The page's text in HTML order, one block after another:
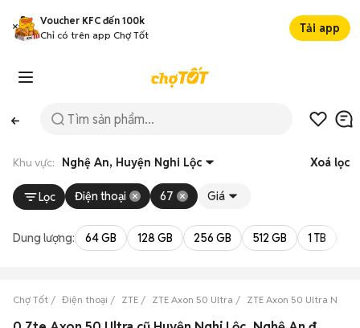
Voucher KFC đến 100k
Chỉ có trên app Chợ Tốt
Tải app
Khu vực: Nghệ An, Huyện Nghi Lộc Xoá lọc
Lọc Điện thoại 67 Giá
Dung lượng: 64 GB 128 GB 256 GB 512 GB 1 TB
Chợ Tốt Điện thoại ZTE ZTE Axon 50 Ultra ZTE Axon 50 Ultra Nghệ